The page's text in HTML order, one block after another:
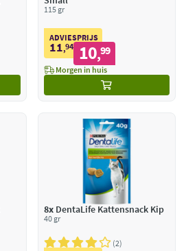
115 gr
ADVIESPRIJS
11,94 10,99
Morgen in huis
8xDentaLife Kattensnack Kip
40 gr
2